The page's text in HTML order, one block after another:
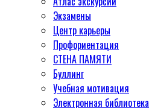
Экзамены
Центр карьеры
Профориентация
СТЕНА ПАМЯТИ
Буллинг
Учебная мотивация
Электронная библиотека